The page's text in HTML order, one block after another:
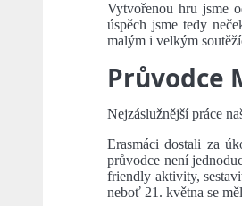
Vytvořenou hru jsme
úspěch jsme tedy
malým i velkým
Průvodce
Nejzáslužnější práce
Erasmáci dostali za
průvodce není
friendly aktivity,
neboť 21. května se